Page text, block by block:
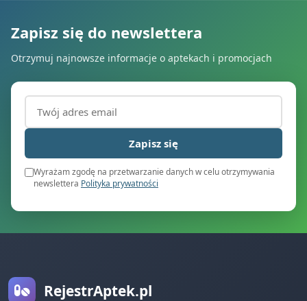
Zapisz się do newslettera
Otrzymuj najnowsze informacje o aptekach i promocjach
Adres email (wymagany)
Zapisz się
Wyrażam zgodę na przetwarzanie danych w celu otrzymywania
newslettera Polityka prywatności
RejestrAptek.pl